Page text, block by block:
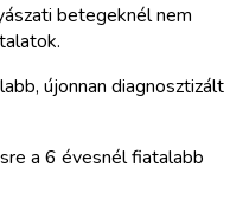
betegeknél nem
újonnan diagnosztizált
a 6 évesnél fiatalabb